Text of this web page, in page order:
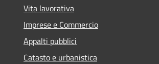
Vita lavorativa
Imprese e Commercio
Appalti pubblici
Catasto e urbanistica